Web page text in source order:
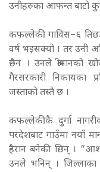
उनीहरुका आफन्त बाटो
कफल्लेकी गाविस–६
वर्ष भइसक्यो । तर उनी
छैन । उनले श्रीमानको
गैरसरकारी निकायका
जस्ताको तस्तै छ ।
कफल्लेकीकै दुर्गा
परदेशबाट गाउँमा नयाँ
हैरान बनेकी छिन् ।
उनले भनिन् । जिल्लाका